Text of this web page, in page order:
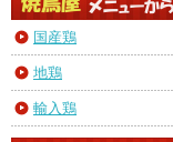
国産鶏
地鶏
輸入鶏